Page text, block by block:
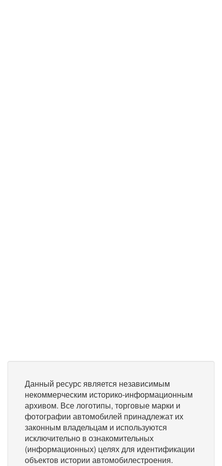
Данный ресурс является независимым
некоммерческим историко-информационным
архивом. Все логотипы, торговые марки и
фотографии автомобилей принадлежат их
законным владельцам и используются
исключительно в ознакомительных
(информационных) целях для идентификации
объектов истории автомобилестроения.